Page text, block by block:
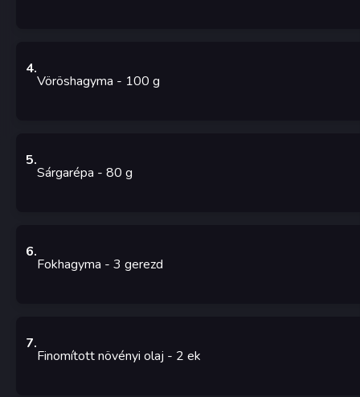
4.
Vöröshagyma - 100 g
5.
Sárgarépa - 80 g
6.
Fokhagyma - 3 gerezd
7.
Finomított növényi olaj - 2 ek